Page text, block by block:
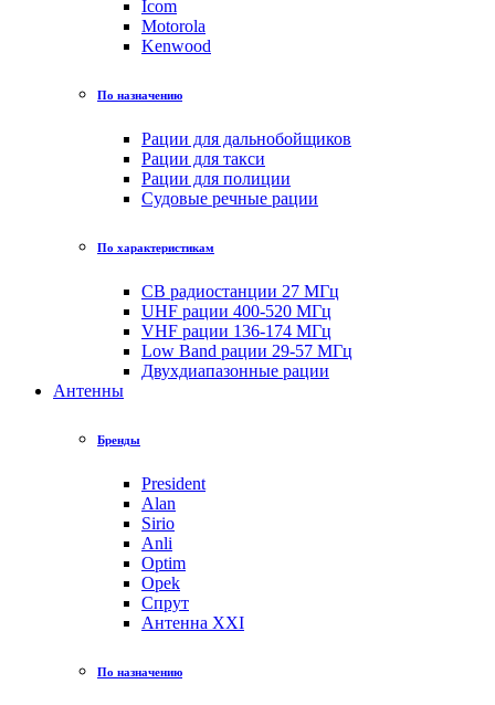
Icom
Motorola
Kenwood
По назначению
Рации для дальнобойщиков
Рации для такси
Рации для полиции
Судовые речные рации
По характеристикам
CB радиостанции 27 МГц
UHF рации 400-520 МГц
VHF рации 136-174 МГц
Low Band рации 29-57 МГц
Двухдиапазонные рации
Антенны
Бренды
President
Alan
Sirio
Anli
Optim
Opek
Спрут
Антенна XXI
По назначению